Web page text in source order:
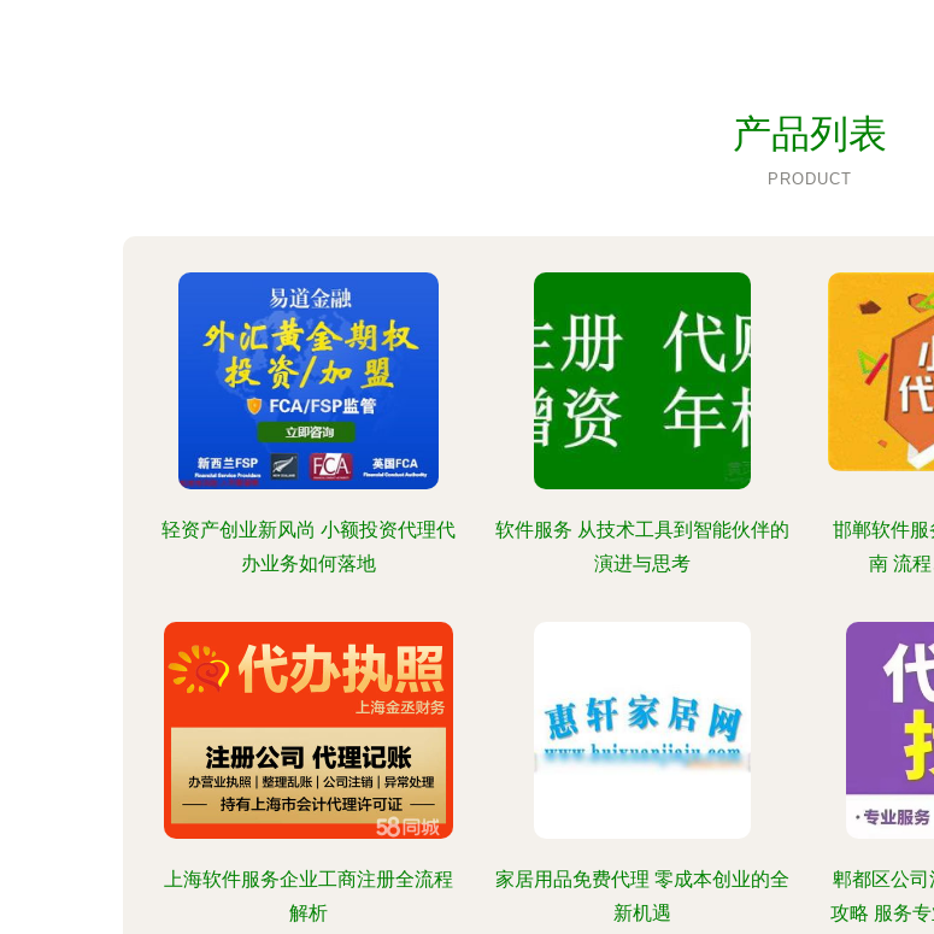
产品列表
PRODUCT
轻资产创业新风尚 小额投资代理代
办业务如何落地
软件服务 从技术工具到智能伙伴的
演进与思考
邯郸软件
南 流
上海软件服务企业工商注册全流程
解析
家居用品免费代理 零成本创业的全
新机遇
郫都区公
攻略 服务